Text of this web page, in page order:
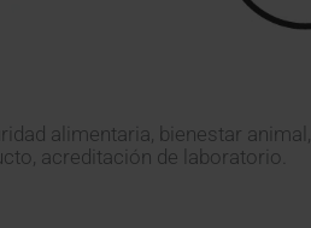
alimentaria, bienestar animal,
acreditación de laboratorio.